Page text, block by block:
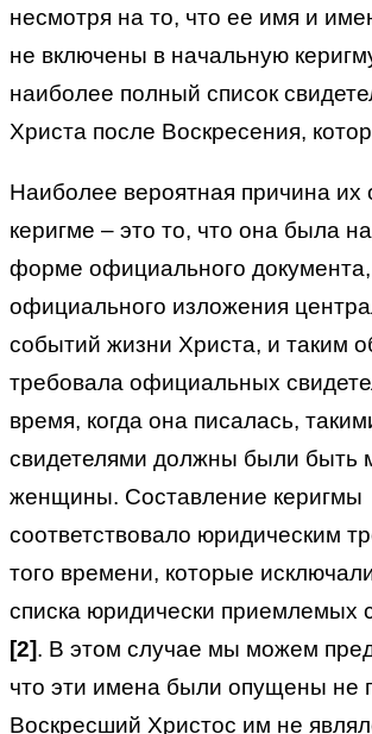
несмотря на то, что ее имя и
не включены в начальную
наиболее полный список
Христа после Воскресения,
Наиболее вероятная причина их
керигме – это то, что она была
форме официального документа,
официального изложения
событий жизни Христа, и таким
требовала официальных
время, когда она писалась,
свидетелями должны были быть
женщины. Составление керигмы
соответствовало юридическим
того времени, которые
списка юридически приемлемых
[2]. В этом случае мы можем
что эти имена были опущены не
Воскресший Христос им не